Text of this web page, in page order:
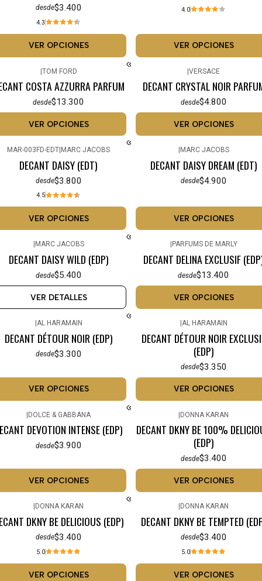
desde$3.400
4.3
VER OPCIONES
4.0
VER OPCIONES
|TOM FORD
COSTA AZZURRA PARFUM
desde$13.300
VER OPCIONES
|VERSACE
DECANT CRYSTAL NOIR
desde$4.800
VER OPCIONES
MAR-003FD-EDT MARC JACOBS
DECANT DAISY (EDT)
desde$3.800
4.5
VER OPCIONES
MARC JACOBS
DECANT DAISY DREAM (EDT)
desde$4.900
VER OPCIONES
MARC JACOBS
DECANT DAISY WILD (EDP)
desde$5.400
VER DETALLES
PARFUMS DE MARLY
DECANT DELINA EXCLUSIF
desde$13.400
VER OPCIONES
AL HARAMAIN
DECANT DÉTOUR NOIR (EDP)
desde$3.300
VER OPCIONES
AL HARAMAIN
DECANT DÉTOUR NOIR
(EDP)
desde$3.350
VER OPCIONES
|DOLCE & GABBANA
DEVOTION INTENSE (EDP)
desde$3.900
VER OPCIONES
|DONNA KARAN
DECANT DKNY BE 100%
(EDP)
desde$3.400
VER OPCIONES
DONNA KARAN
DKNY BE DELICIOUS (EDP)
desde$3.400
5.0
VER OPCIONES
DONNA KARAN
DECANT DKNY BE TEMPTED
desde$3.400
5.0
VER OPCIONES